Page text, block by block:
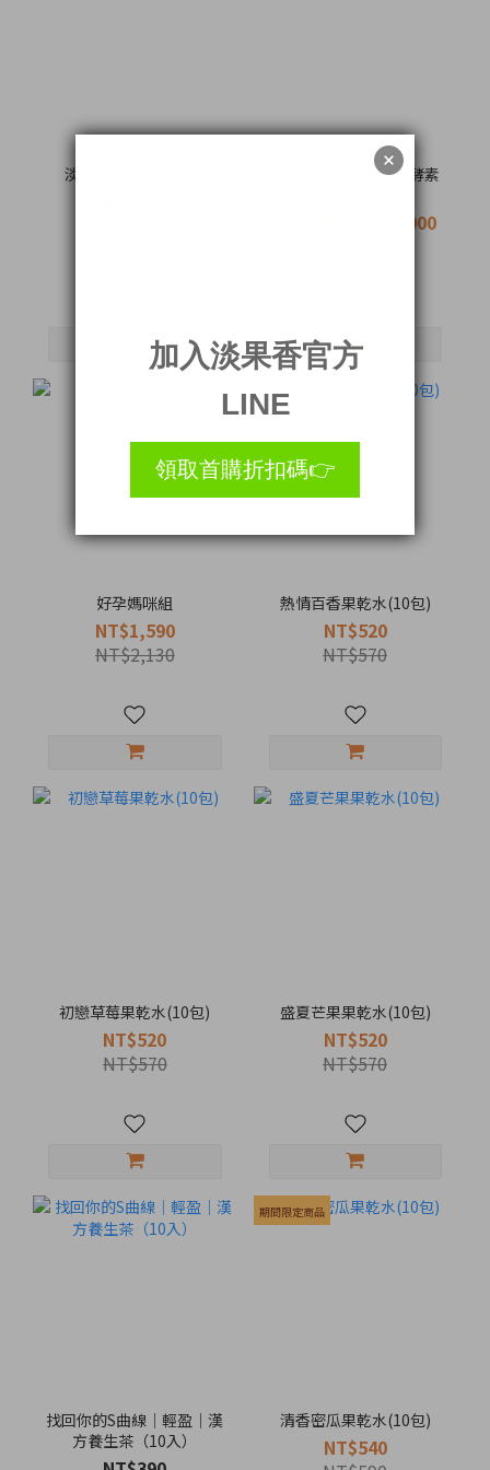
淡果香果果杯 900ml
暢通有酵｜綜合蔬果酵素
NT$390 ~ NT$2,000
好孕媽咪組
NT$1,590
NT$2,130
熱情百香果乾水(10包)
NT$520
NT$570
初戀草莓果乾水(10包)
NT$520
NT$570
盛夏芒果果乾水(10包)
NT$520
NT$570
找回你的S曲線｜輕盈｜漢
方養生茶（10入）
期間限定商品
清香密瓜果乾水(10包)
NT$540